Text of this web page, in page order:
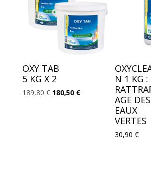
OXY TAB
5 KG X 2
189,80€ Le
180,50 €Le
N 1 KG :
AGE DES
EAUX
VERTES
30,90€